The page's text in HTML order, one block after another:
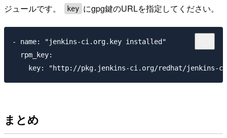
ジュールです。
key にgpg鍵のURLを指定してください。
- name: "jenkins-ci.org.key installed"
  rpm_key:
まとめ